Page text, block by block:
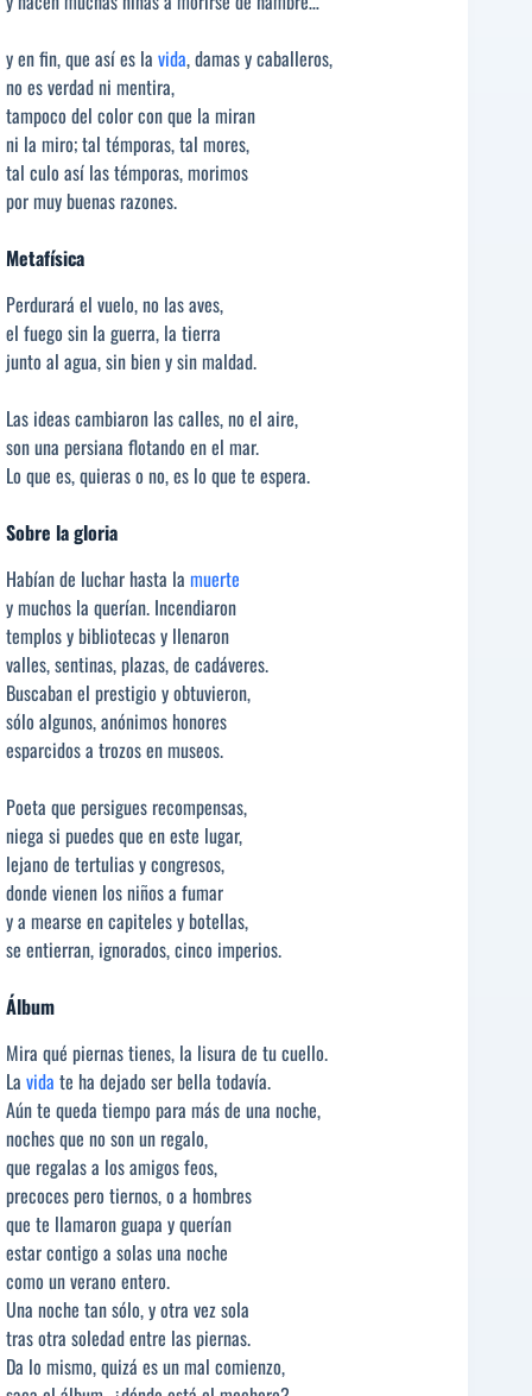
y en fin, que así es la vida, damas y caballeros,
no es verdad ni mentira,
tampoco del color con que la miran
ni la miro; tal témporas, tal mores,
tal culo así las témporas, morimos
por muy buenas razones.
Metafísica
Perdurará el vuelo, no las aves,
el fuego sin la guerra, la tierra
junto al agua, sin bien y sin maldad.
Las ideas cambiaron las calles, no el aire,
son una persiana flotando en el mar.
Lo que es, quieras o no, es lo que te espera.
Sobre la gloria
Habían de luchar hasta la muerte
y muchos la querían. Incendiaron
templos y bibliotecas y llenaron
valles, sentinas, plazas, de cadáveres.
Buscaban el prestigio y obtuvieron,
sólo algunos, anónimos honores
esparcidos a trozos en museos.
Poeta que persigues recompensas,
niega si puedes que en este lugar,
lejano de tertulias y congresos,
donde vienen los niños a fumar
y a mearse en capiteles y botellas,
se entierran, ignorados, cinco imperios.
Álbum
Mira qué piernas tienes, la lisura de tu cuello.
La vida te ha dejado ser bella todavía.
Aún te queda tiempo para más de una noche,
noches que no son un regalo,
que regalas a los amigos feos,
precoces pero tiernos, o a hombres
que te llamaron guapa y querían
estar contigo a solas una noche
como un verano entero.
Una noche tan sólo, y otra vez sola
tras otra soledad entre las piernas.
Da lo mismo, quizá es un mal comienzo,